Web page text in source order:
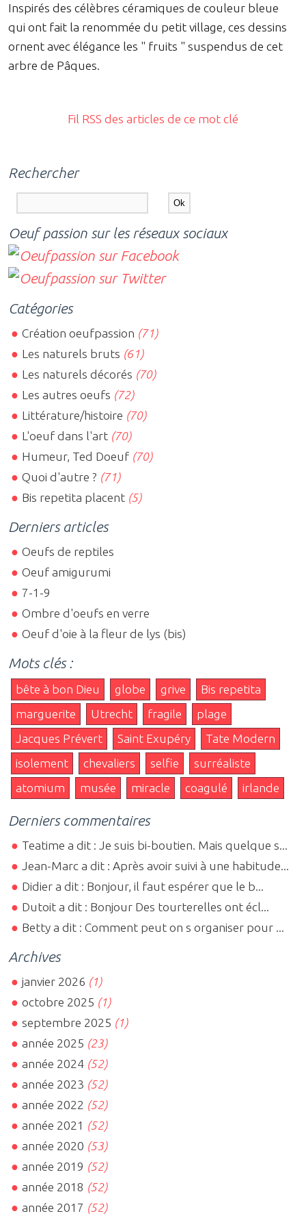
Inspirés des célèbres céramiques de couleur bleue
qui ont fait la renommée du petit village, ces dessins
ornent avec élégance les " fruits " suspendus de cet
arbre de Pâques.
Fil RSS des articles de ce mot clé
Rechercher
Oeuf passion sur les réseaux sociaux
Catégories
Création oeufpassion (71)
Les naturels bruts (61)
Les naturels décorés (70)
Les autres oeufs (72)
Littérature/histoire (70)
L'oeuf dans l'art (70)
Humeur, Ted Doeuf (70)
Quoi d'autre ? (71)
Bis repetita placent (5)
Derniers articles
Oeufs de reptiles
Oeuf amigurumi
7-1-9
Ombre d'oeufs en verre
Oeuf d'oie à la fleur de lys (bis)
Mots clés :
bête à bon Dieu globe grive
Bis repetita
marguerite
Utrecht fragile
plage
Jacques Prévert
Saint Exupéry
Tate Modern
isolement
chevaliers selfie
surréaliste
atomium
musée miracle coagulé irlande
Derniers commentaires
Teatime a dit : Je suis bi-boutien. Mais quelque s...
Jean-Marc a dit : Après avoir suivi à une habitude...
Didier a dit : Bonjour, il faut espérer que le b...
Dutoit a dit : Bonjour Des tourterelles ont écl...
Betty a dit : Comment peut on s organiser pour ...
Archives
janvier 2026 (1)
octobre 2025 (1)
septembre 2025 (1)
année 2025 (23)
année 2024 (52)
année 2023 (52)
année 2022 (52)
année 2021 (52)
année 2020 (53)
année 2019 (52)
année 2018 (52)
année 2017 (52)